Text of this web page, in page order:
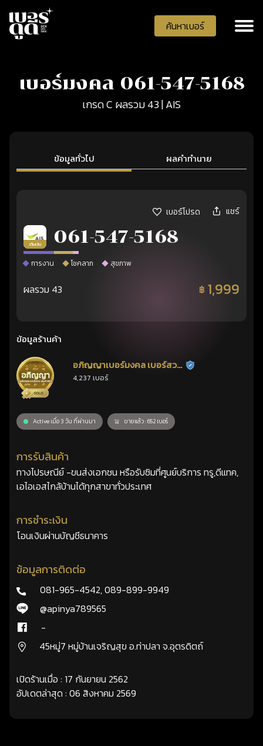
ค้นหาเบอร์
เบอร์มงคล 061-547-5168
เกรด C ผลรวม 43 | AIS
ข้อมูลทั่วไป ผลคำทำนาย
เบอร์โปรด แชร์
เติมเงิน 061-547-5168
การงาน โชคลาภ สุขภาพ
ผลรวม 43 ฿ 1,999
ข้อมูลร้านค้า
อภิญญาเบอร์มงคล เบอร์สวย
เลขศาสตร์
ร้านยืนยันแล้ว
4,237 เบอร์
Active เมื่อ 3 วัน ที่ผ่านมา ขายแล้ว : 652 เบอร์
การรับสินค้า
ทางไปรษณีย์ -ขนส่งเอกชน หรือรับซิมที่ศูนย์บริการ ทรู,ดีแทค,
เอไอเอสไกล้บ้านได้ทุกสาขาทั่วประเทศ
การชำระเงิน
โอนเงินผ่านบัญชีธนาคาร
ข้อมูลการติดต่อ
081-965-4542,089-899-9949
@apinya789565
-
45หมู่7 หมู่บ้านเจริญสุข อ.ท่าปลา จ.อุตรดิตถ์
เปิดร้านเมื่อ : 17 กันยายน 2562
อัปเดตล่าสุด : 06 สิงหาคม 2569